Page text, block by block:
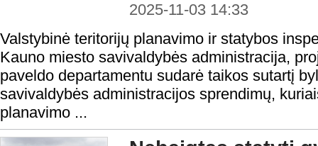
2025-11-03 14:33
Valstybinė teritorijų planavimo ir statybos
Kauno miesto savivaldybės administracija,
paveldo departamentu sudarė taikos sutartį
savivaldybės administracijos sprendimų,
planavimo ...